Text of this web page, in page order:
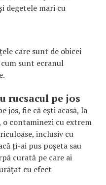
degetele mari cu
care sunt de obicei
sunt ecranul
rucsacul pe jos
jos, fie că ești acasă, la
contaminezi cu extrem
inclusiv cu
ți-ai pus poșeta sau
curată pe care ai
cu efect